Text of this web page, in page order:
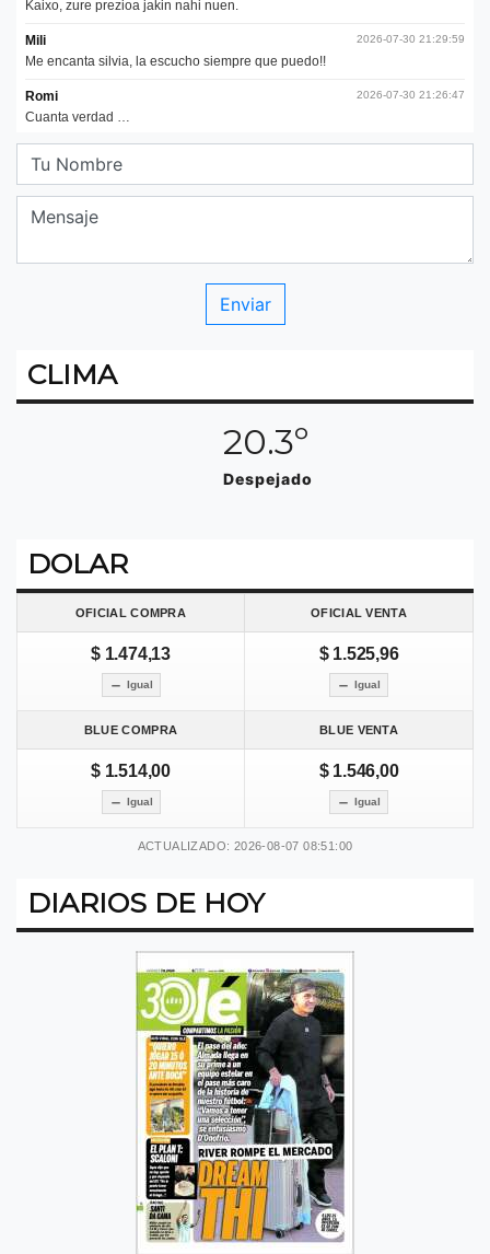
CLIMA
20.3º
Despejado
DOLAR
OFICIAL COMPRA OFICIAL VENTA
$ 1.474,13
Igual
$ 1.525,96
Igual
BLUE COMPRA BLUE VENTA
$ 1.514,00
Igual
$ 1.546,00
Igual
ACTUALIZADO: 2026-08-07 08:51:00
DIARIOS DE HOY